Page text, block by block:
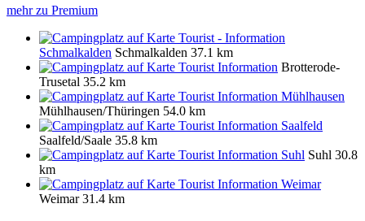
mehr zu Premium
Tourist - Information
Schmalkalden Schmalkalden 37.1 km
Tourist Information Brotterode-
Trusetal 35.2 km
Tourist Information Mühlhausen
Mühlhausen/Thüringen 54.0 km
Tourist Information Saalfeld
Saalfeld/Saale 35.8 km
Tourist Information Suhl Suhl 30.8
km
Tourist Information Weimar
Weimar 31.4 km